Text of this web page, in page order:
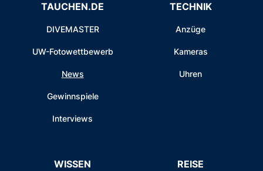
TAUCHEN.DE
DIVEMASTER
UW-Fotowettbewerb
News
Gewinnspiele
Interviews
TECHNIK
Anzüge
Kameras
Uhren
WISSEN REISE